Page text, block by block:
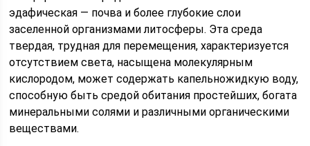
эдафическая — почва и более глубокие слои
заселенной организмами литосферы. Эта среда
твердая, трудная для перемещения, характеризуется
отсутствием света, насыщена молекулярным
кислородом, может содержать капельножидкую воду,
способную быть средой обитания простейших, богата
минеральными солями и различными органическими
веществами.